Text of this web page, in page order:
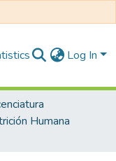
Log In
Humana